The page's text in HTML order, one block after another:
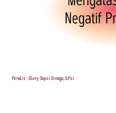
Penulis : Glory Sepsi Sinaga, S.Psi